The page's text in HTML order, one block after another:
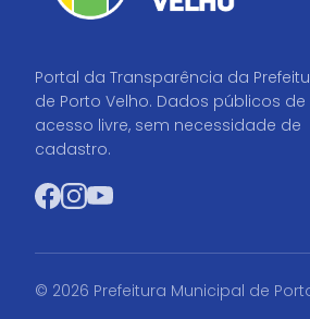
Portal da Transparência da
de Porto Velho. Dados públicos de
acesso livre, sem necessidade de
cadastro.
Facebook
Instagram
YouTube
© 2026 Prefeitura Municipal de